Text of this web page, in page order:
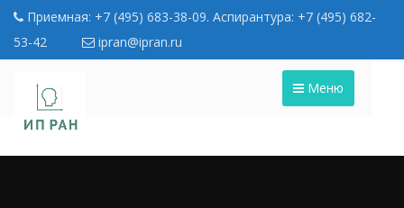
Приемная: +7 (495) 683-38-09. Аспирантура: +7 (495) 682-
53-42
ipran@ipran.ru
Меню